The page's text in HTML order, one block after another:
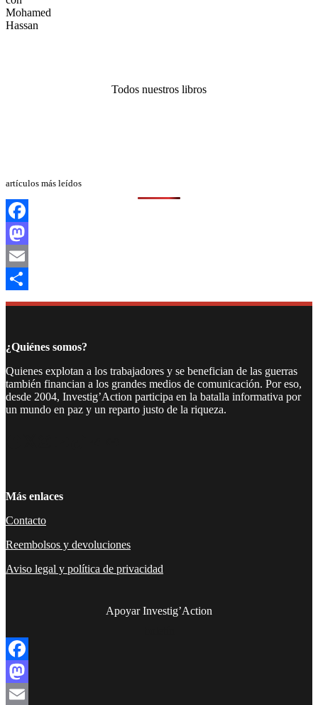
Todos nuestros libros
artículos más leídos
Facebook
Mastodon
Email
Compartir
¿Quiénes somos?
Quienes explotan a los trabajadores y se benefician de las guerras
también financian a los grandes medios de comunicación. Por eso,
desde 2004, Investig’Action participa en la batalla informativa por
un mundo en paz y un reparto justo de la riqueza.
Más enlaces
Contacto
Reembolsos y devoluciones
Aviso legal y política de privacidad
Apoyar Investig’Action
Facebook
Mastodon